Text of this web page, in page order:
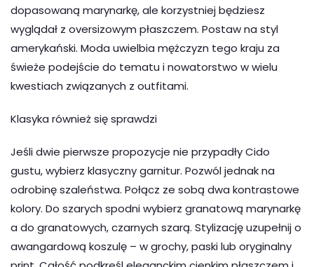
dopasowaną marynarkę, ale korzystniej będziesz
wyglądał z oversizowym płaszczem. Postaw na styl
amerykański. Moda uwielbia mężczyzn tego kraju za
świeże podejście do tematu i nowatorstwo w wielu
kwestiach związanych z outfitami.
Klasyka również się sprawdzi
Jeśli dwie pierwsze propozycje nie przypadły Cido
gustu, wybierz klasyczny garnitur. Pozwól jednak na
odrobinę szaleństwa. Połącz ze sobą dwa kontrastowe
kolory. Do szarych spodni wybierz granatową marynarkę
a do granatowych, czarnych szarą. Stylizację uzupełnij o
awangardową koszulę – w grochy, paski lub oryginalny